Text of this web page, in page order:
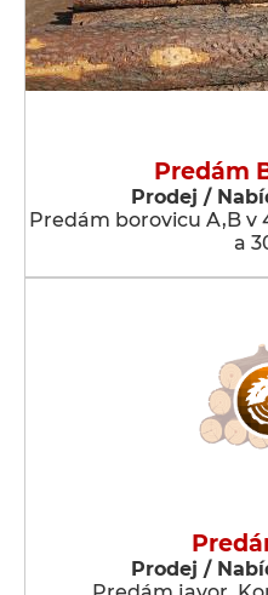
Predám
Prodej /
Predám borovicu A,B v
a
Prodej /